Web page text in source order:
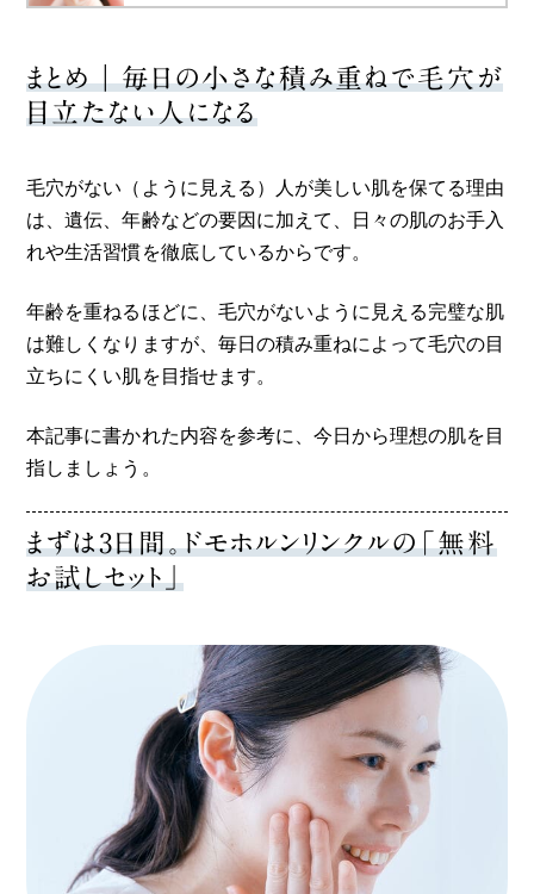
まとめ｜毎日の小さな積み重ねで毛穴が
目立たない人になる
毛穴がない（ように見える）人が美しい肌を保てる理由
は、遺伝、年齢などの要因に加えて、日々の肌のお手入
れや生活習慣を徹底しているからです。
年齢を重ねるほどに、毛穴がないように見える完璧な肌
は難しくなりますが、毎日の積み重ねによって毛穴の目
立ちにくい肌を目指せます。
本記事に書かれた内容を参考に、今日から理想の肌を目
指しましょう。
まずは3日間。ドモホルンリンクルの「無料
お試しセット」